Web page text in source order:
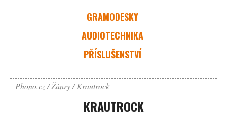
GRAMODESKY
AUDIOTECHNIKA
PŘÍSLUŠENSTVÍ
Phono.cz Žánry Krautrock
KRAUTROCK